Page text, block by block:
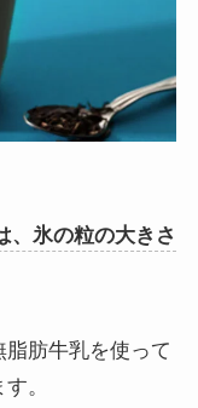
、氷の粒の大きさ
肪牛乳を使って
。